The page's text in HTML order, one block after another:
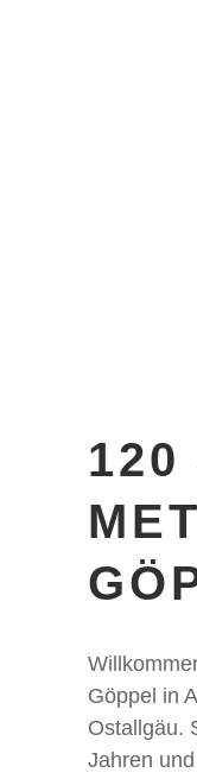
120
Göppel in
Ostallgäu.
Jahren